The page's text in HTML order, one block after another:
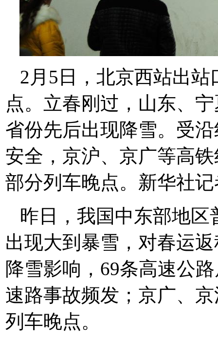
2月5日，北京西站出
点。立春刚过，山东、
省份先后出现降雪。受
安全，京沪、京广等高
部分列车晚点。新华社
昨日，我国中东部地
出现大到暴雪，对春运
降雪影响，69条高速公
速路事故频发；京广、
列车晚点。